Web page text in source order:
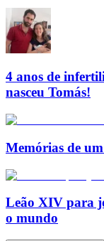
4 anos de
nasceu Tomás!
Memórias de
Leão XIV para
o mundo